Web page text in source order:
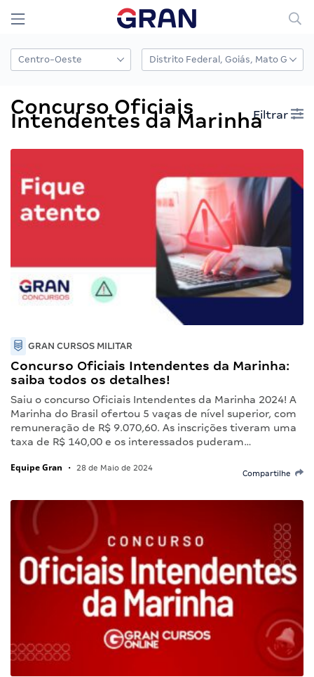
Concurso Oficiais
Intendentes da MarinhaFiltrar
GRAN CURSOS MILITAR
Concurso Oficiais Intendentes da Marinha:
saiba todos os detalhes!
Saiu o concurso Oficiais Intendentes da Marinha 2024! A
Marinha do Brasil ofertou 5 vagas de nível superior, com
remuneração de R$ 9.070,60. As inscrições tiveram uma
taxa de R$ 140,00 e os interessados puderam…
Equipe Gran • 28 de Maio de 2024
Compartilhe